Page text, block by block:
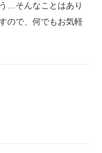
…そんなことはあり
ので、何でもお気軽